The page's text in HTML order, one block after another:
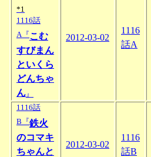
*1
1116話
A『こむ
すびまん
といくら
どんちゃ
ん 』
2012-03-02
1116
話A
1116話
B『鉄火
のコマキ
ちゃんと
2012-03-02
1116
話B